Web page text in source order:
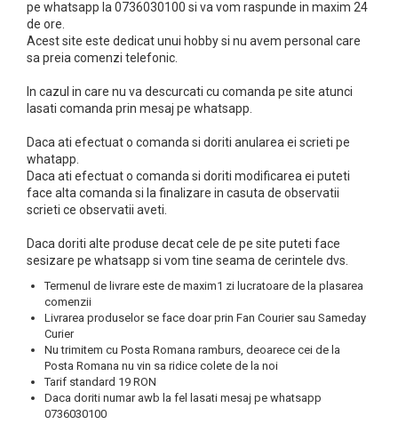
Module Electronice
Motoare Neperiate - Brushless
Mufe Si Conectori
Radiocomenzi 6 Canale –
Control Precis Și Stabil Pentru
Modele RC Navomag
Servomotoare
Suruburi / Bucsi
Variatoare Esc-Uri Brushless
Variatoare Turatie - Esc-Uri
Periate
Voltmetre
Gaming
Genti Si Accesorii Femei
Haine
Caciuli si Palarii
Haine Ciclism
Haine dama
Pantaloni barbati
Iluminat & Electrice
Incarcatoare Telefoane
Ingrijire Personala & Cosmetice
Playere Si Boxe Portabile
Retelistica & Supraveghere
Scule Electrice
Smartwatch-Uri
pe whatsapp la 0736030100 si va vom raspunde in maxim 24
de ore.
Acest site este dedicat unui hobby si nu avem personal care
sa preia comenzi telefonic.
In cazul in care nu va descurcati cu comanda pe site atunci
lasati comanda prin mesaj pe whatsapp.
Daca ati efectuat o comanda si doriti anularea ei scrieti pe
whatapp.
Daca ati efectuat o comanda si doriti modificarea ei puteti
face alta comanda si la finalizare in casuta de observatii
scrieti ce observatii aveti.
Daca doriti alte produse decat cele de pe site puteti face
sesizare pe whatsapp si vom tine seama de cerintele dvs.
Termenul de livrare este de maxim1 zi lucratoare de la plasarea
comenzii
Livrarea produselor se face doar prin Fan Courier sau Sameday
Curier
Nu trimitem cu Posta Romana ramburs, deoarece cei de la
Posta Romana nu vin sa ridice colete de la noi
Tarif standard 19 RON
Daca doriti numar awb la fel lasati mesaj pe whatsapp
0736030100